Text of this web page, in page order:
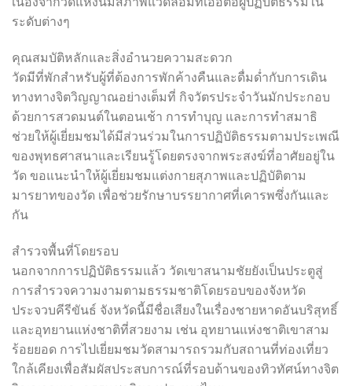
ระดับต่างๆ
คุณสมบัติหลักและสิ่งอำนวยความสะดวก
วัดมีที่พักสำหรับผู้ที่ต้องการพักค้างคืนและดื่มด่ำกับการเดิน
ทางทางจิตวิญญาณอย่างเต็มที่ กิจวัตรประจำวันมักประกอบ
ด้วยการสวดมนต์ในตอนเช้า การทำบุญ และการทำสมาธิ
ช่วยให้ผู้เยี่ยมชมได้มีส่วนร่วมในการปฏิบัติธรรมตามประเพณี
ของพุทธศาสนาและเรียนรู้โดยตรงจากพระสงฆ์ที่อาศัยอยู่ใน
วัด ขอแนะนำให้ผู้เยี่ยมชมแต่งกายสุภาพและปฏิบัติตาม
มารยาทของวัด เพื่อช่วยรักษาบรรยากาศที่เคารพซึ่งกันและ
กัน
สำรวจพื้นที่โดยรอบ
นอกจากการปฏิบัติธรรมแล้ว วัดเขาสนามชัยยังเป็นประตูสู่
การสำรวจความงามตามธรรมชาติโดยรอบของจังหวัด
ประจวบคีรีขันธ์ จังหวัดนี้มีชื่อเสียงในเรื่องชายหาดอันบริสุทธิ์
และอุทยานแห่งชาติที่สวยงาม เช่น อุทยานแห่งชาติเขาสาม
ร้อยยอด การไปเยี่ยมชมวัดสามารถรวมกับสถานที่ท่องเที่ยว
ใกล้เคียงเพื่อสัมผัสประสบการณ์ที่รอบด้านของทิวทัศน์ทางจิต